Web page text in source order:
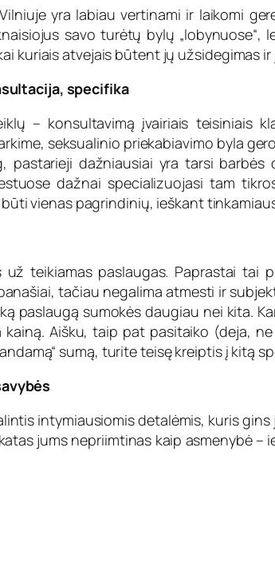
yra labiau vertinami ir laikomi
savo turėtų bylų
kuriais atvejais būtent jų užsidegimas
specifika
– konsultavimą įvairiais teisiniais
seksualinio priekabiavimo byla
dažniausiai yra tarsi barbės
dažnai specializuojasi tam
vienas pagrindinių, ieškant
teikiamas paslaugas. Paprastai tai
tačiau negalima atmesti ir
paslaugą sumokės daugiau nei kita.
Aišku, taip pat pasitaiko (deja,
sumą, turite teisę kreiptis į kitą
intymiausiomis detalėmis, kuris
jums nepriimtinas kaip asmenybė